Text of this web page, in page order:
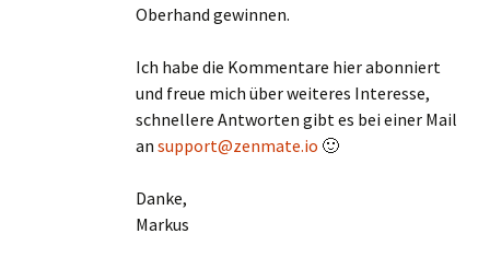
Oberhand gewinnen.
Ich habe die Kommentare hier abonniert
und freue mich über weiteres Interesse,
schnellere Antworten gibt es bei einer Mail
an support@zenmate.io 🙂
Danke,
Markus